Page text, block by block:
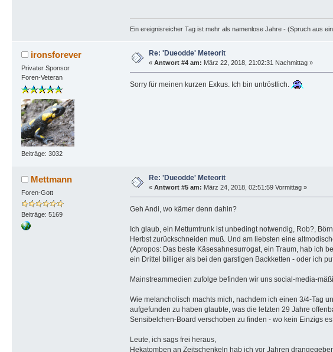
Ein ereignisreicher Tag ist mehr als namenlose Jahre - (Spruch aus
ironsforever
Privater Sponsor
Foren-Veteran
Beiträge: 3032
Re: 'Dueodde' Meteorit
« Antwort #4 am: März 22, 2018, 21:02:31 Nachmittag »
Sorry für meinen kurzen Exkus. Ich bin untröstlich.
Mettmann
Foren-Gott
Beiträge: 5169
Re: 'Dueodde' Meteorit
« Antwort #5 am: März 24, 2018, 02:51:59 Vormittag »
Geh Andi, wo kämer denn dahin?
Ich glaub, ein Mettumtrunk ist unbedingt notwendig, Rob?,
Herbst zurückschneiden muß. Und am liebsten eine
(Apropos: Das beste Käsesahnesurrogat, ein Traum, hab ich
ein Drittel billiger als bei den garstigen Backketten - oder ich
Mainstreammedien zufolge befinden wir uns social-media-
Wie melancholisch machts mich, nachdem ich einen 3/4-Tag
aufgefunden zu haben glaubte, was die letzten 29 Jahre
Sensibelchen-Board verschoben zu finden - wo kein Einzigs
Leute, ich sags frei heraus,
Hekatomben an Zeitschenkeln hab ich vor Jahren